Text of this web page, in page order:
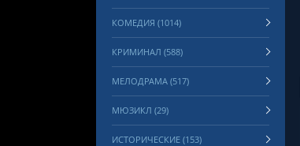
КОМЕДИЯ (1014)
КРИМИНАЛ (588)
МЕЛОДРАМА (517)
МЮЗИКЛ (29)
ИСТОРИЧЕСКИЕ (153)